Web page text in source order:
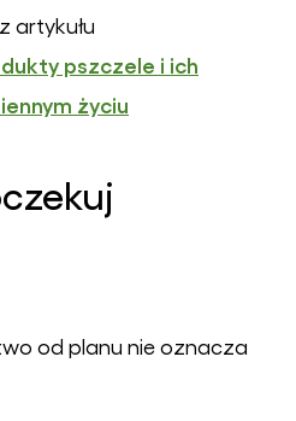
artykułu
pszczele i ich
życiu
od planu nie oznacza